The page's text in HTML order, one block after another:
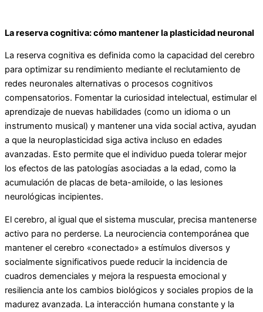
La reserva cognitiva: cómo mantener la plasticidad neuronal
La reserva cognitiva es definida como la capacidad del cerebro
para optimizar su rendimiento mediante el reclutamiento de
redes neuronales alternativas o procesos cognitivos
compensatorios. Fomentar la curiosidad intelectual, estimular el
aprendizaje de nuevas habilidades (como un idioma o un
instrumento musical) y mantener una vida social activa, ayudan
a que la neuroplasticidad siga activa incluso en edades
avanzadas. Esto permite que el individuo pueda tolerar mejor
los efectos de las patologías asociadas a la edad, como la
acumulación de placas de beta-amiloide, o las lesiones
neurológicas incipientes.
El cerebro, al igual que el sistema muscular, precisa mantenerse
activo para no perderse. La neurociencia contemporánea que
mantener el cerebro «conectado» a estímulos diversos y
socialmente significativos puede reducir la incidencia de
cuadros demenciales y mejora la respuesta emocional y
resiliencia ante los cambios biológicos y sociales propios de la
madurez avanzada. La interacción humana constante y la